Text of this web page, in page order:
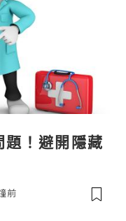
！避開隱藏
前